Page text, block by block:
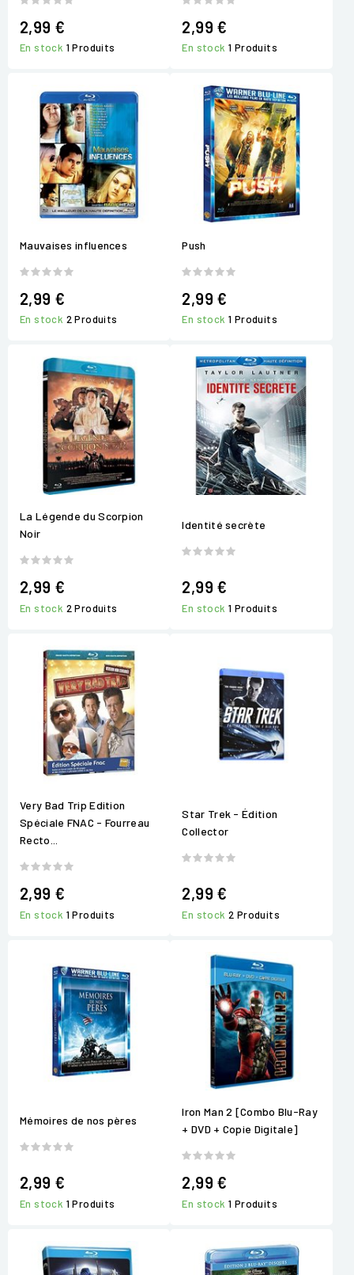
2,99 €
En stock 1 Produits
2,99 €
En stock1 Produits
Mauvaises influences
2,99 €
En stock 2 Produits
Push
2,99 €
En stock1 Produits
La Légende du Scorpion
Noir
2,99 €
En stock 2 Produits
Identité secrète
2,99 €
En stock1 Produits
Very Bad Trip Edition
Spéciale FNAC - Fourreau
Recto...
2,99 €
En stock 1 Produits
Star Trek - Édition
Collector
2,99 €
En stock2 Produits
Mémoires de nos pères
2,99 €
En stock 1 Produits
Iron Man 2 [Combo Blu-Ray
+ DVD + Copie Digitale]
2,99 €
En stock1 Produits